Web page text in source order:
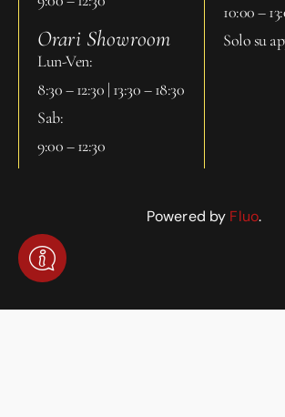
Orari Showroom
Lun-Ven:
8:30 – 12:30 | 13:30 – 18:30
Sab:
9:00 – 12:30
10:00 –
Solo su
Powered by Fluo.